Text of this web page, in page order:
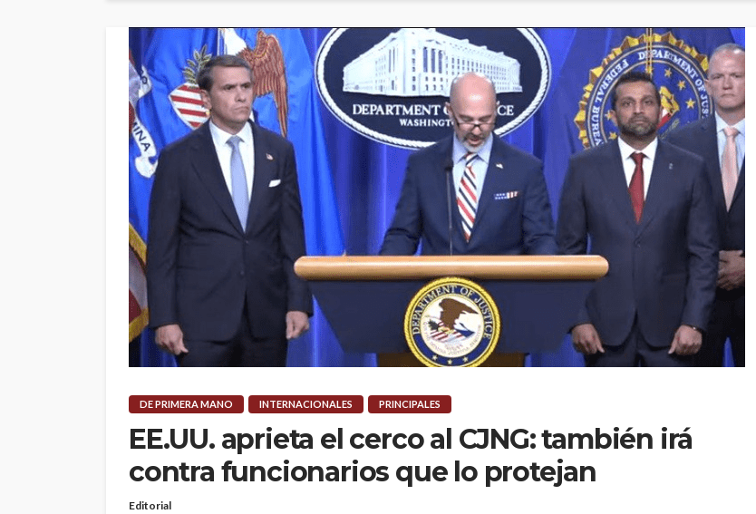
DE PRIMERA MANO INTERNACIONALES PRINCIPALES
EE.UU. aprieta el cerco al CJNG: también irá
contra funcionarios que lo protejan
Editorial